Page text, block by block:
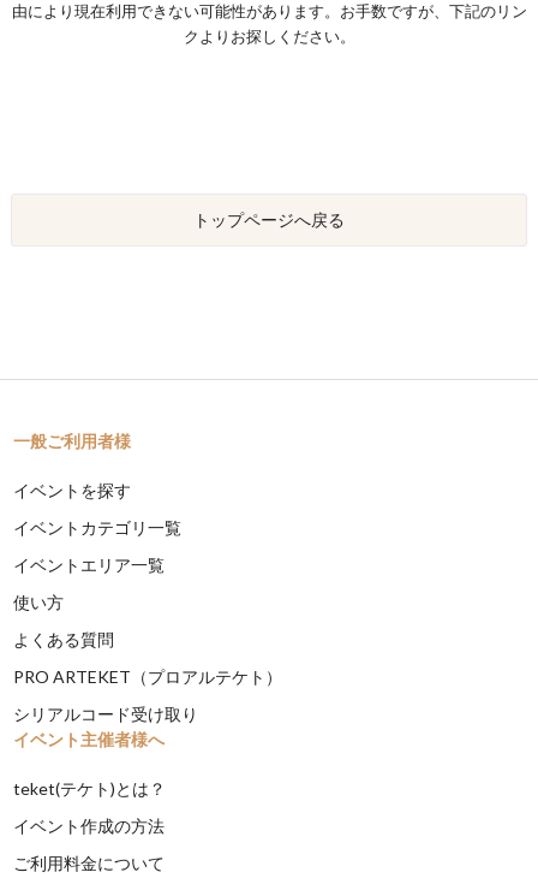
由により現在利用できない可能性があります。お手数ですが、下記のリン
クよりお探しください。
トップページへ戻る
一般ご利用者様
イベントを探す
イベントカテゴリ一覧
イベントエリア一覧
使い方
よくある質問
PRO ARTEKET（プロアルテケト）
シリアルコード受け取り
イベント主催者様へ
teket(テケト)とは？
イベント作成の方法
ご利用料金について